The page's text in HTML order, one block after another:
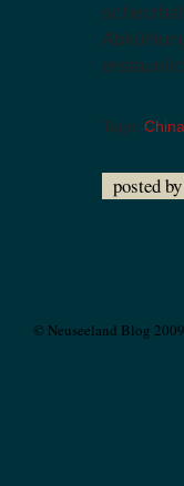
Tags:
posted
© Neuseeland Blog